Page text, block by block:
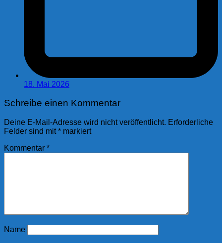
18. Mai 2026
Schreibe einen Kommentar
Deine E-Mail-Adresse wird nicht veröffentlicht. Erforderliche
Felder sind mit* markiert
Kommentar *
Name